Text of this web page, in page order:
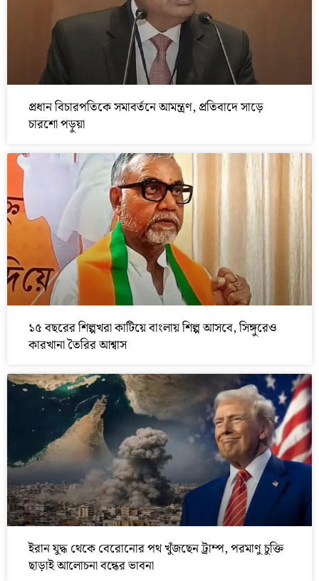
প্রধান বিচারপতিকে সমাবর্তনে আমন্ত্রণ, প্রতিবাদে সাড়ে
চারশো পড়ুয়া
১৫ বছরের শিল্পখরা কাটিয়ে বাংলায় শিল্প আসবে, সিঙ্গুরেও
কারখানা তৈরির আশ্বাস
ইরান যুদ্ধ থেকে বেরোনোর পথ খুঁজছেন ট্রাম্প, পরমাণু চুক্তি
ছাড়াই আলোচনা বন্ধের ভাবনা